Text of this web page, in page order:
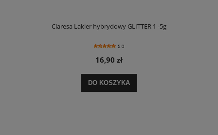
Claresa Lakier hybrydowy GLITTER 1 -5g
5.0
16,90 zł
DO KOSZYKA